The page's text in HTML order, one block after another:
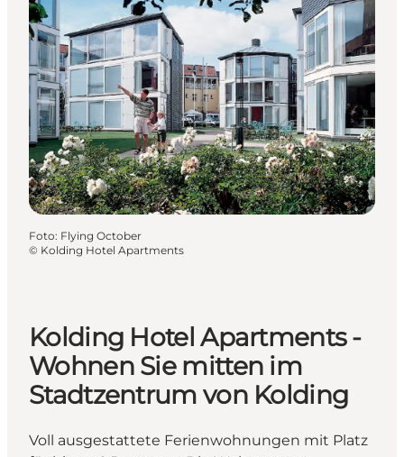
Foto: Flying October
© Kolding Hotel Apartments
Kolding Hotel Apartments -
Wohnen Sie mitten im
Stadtzentrum von Kolding
Voll ausgestattete Ferienwohnungen mit Platz